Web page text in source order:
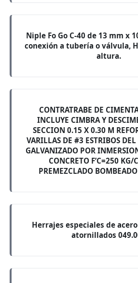
Niple Fo Go C-40 de 13 mm x
conexión a tubería o válvula,
altura.
CONTRATRABE DE
INCLUYE CIMBRA Y
SECCION 0.15 X 0.30 M
VARILLAS DE #3 ESTRIBOS
GALVANIZADO POR
CONCRETO F’C=250
PREMEZCLADO
Herrajes especiales de
atornillados